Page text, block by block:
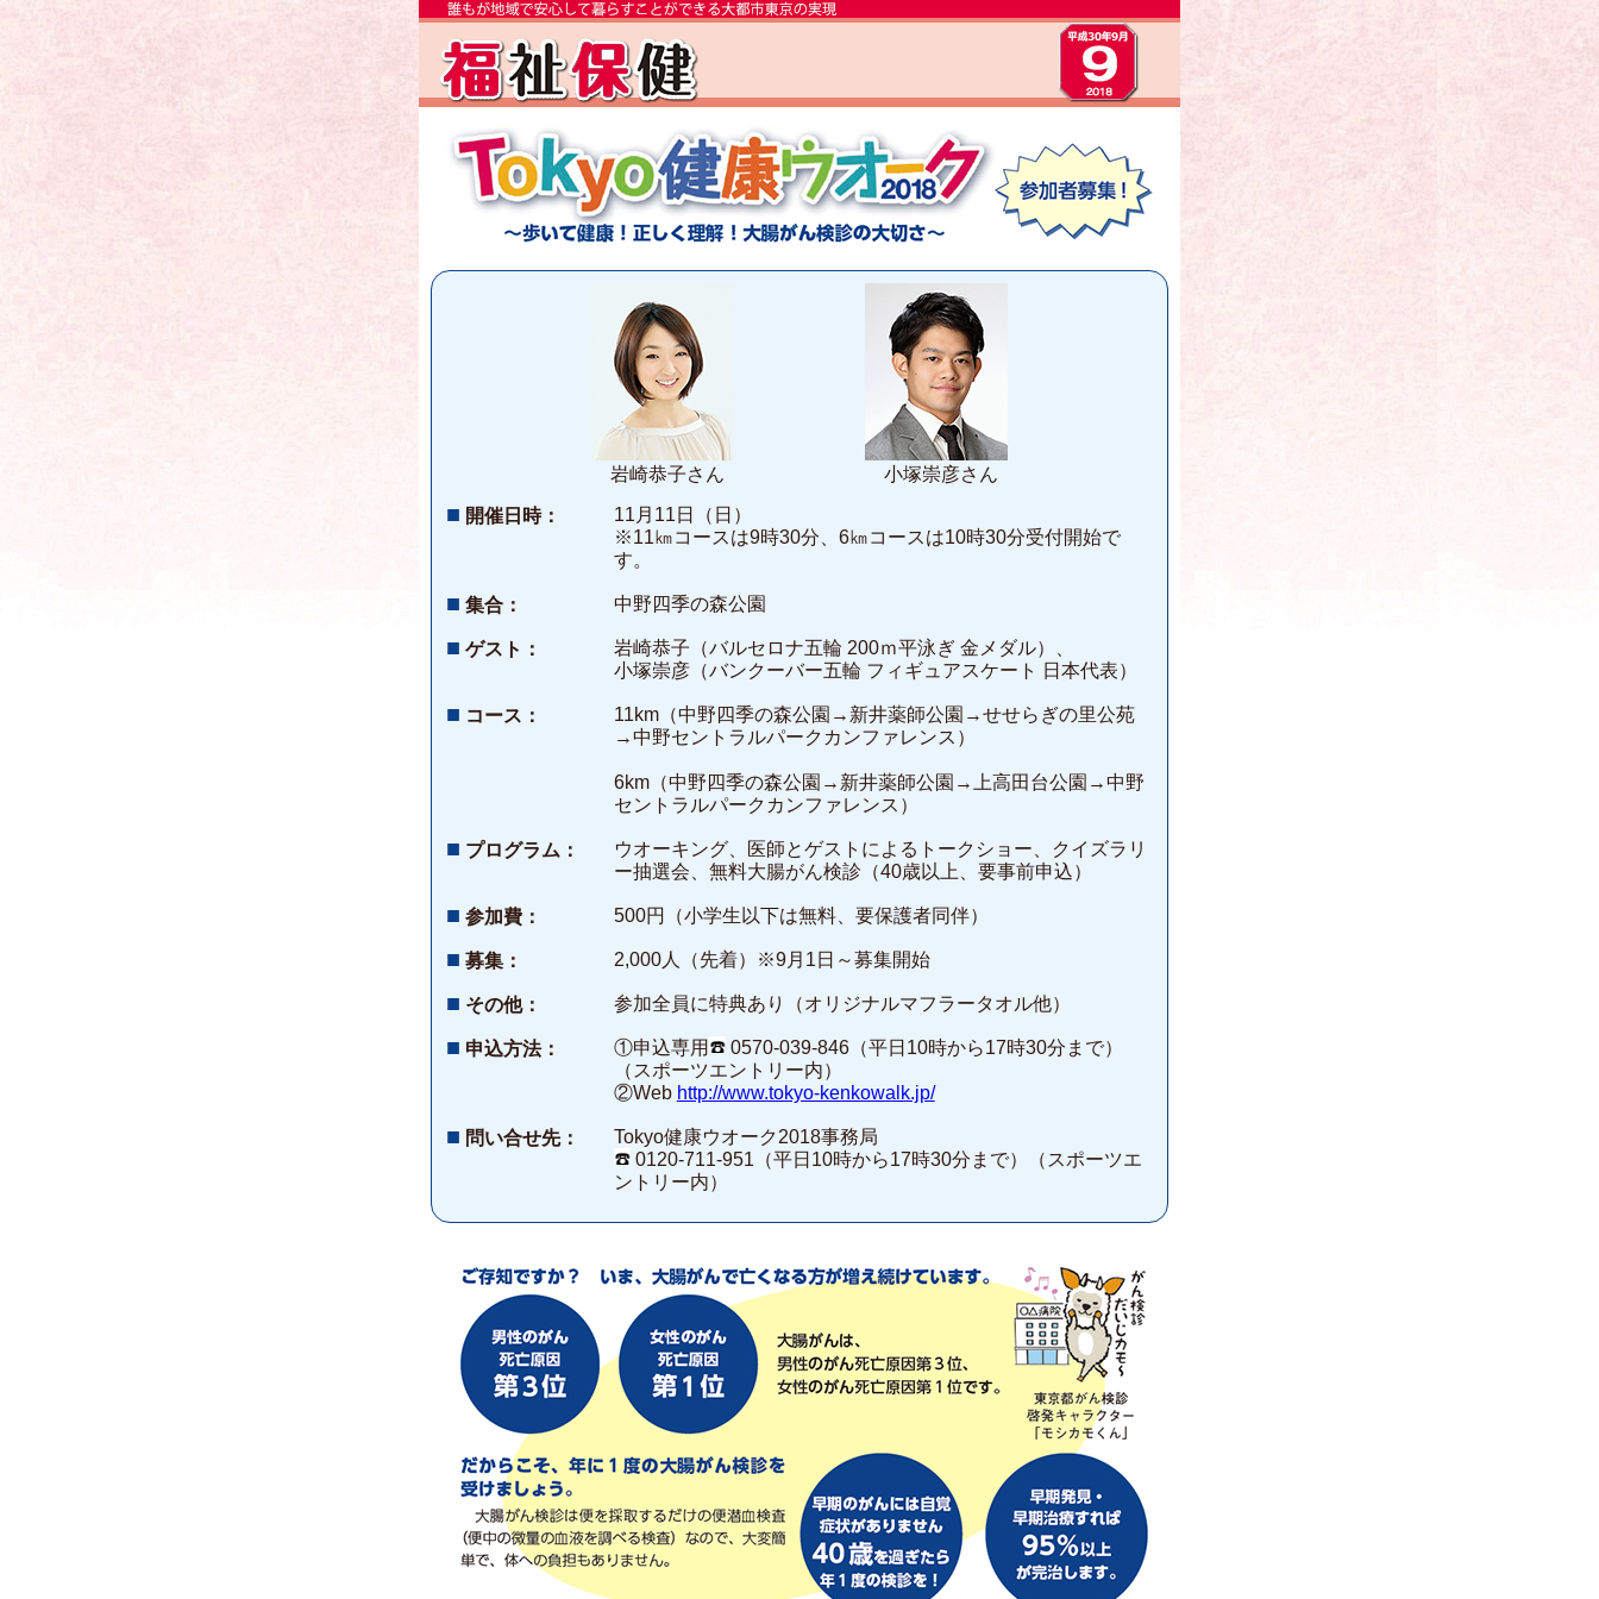
岩崎恭子さん 小塚崇彦さん
■ 開催日時：
11月11日（日）
※11㎞コースは9時30分、6㎞コースは10時30分受付開始で
す。
■ 集合： 中野四季の森公園
■ ゲスト：
岩崎恭子（バルセロナ五輪 200ｍ平泳ぎ 金メダル）、
小塚崇彦（バンクーバー五輪 フィギュアスケート 日本代表）
■ コース：
11km（中野四季の森公園→新井薬師公園→せせらぎの里公苑
→中野セントラルパークカンファレンス）
6km（中野四季の森公園→新井薬師公園→上高田台公園→中野
セントラルパークカンファレンス）
■ プログラム：
ウオーキング、医師とゲストによるトークショー、クイズラリ
ー抽選会、無料大腸がん検診（40歳以上、要事前申込）
■ 参加費： 500円（小学生以下は無料、要保護者同伴）
■ 募集： 2,000人（先着）※9月1日～募集開始
■ その他： 参加全員に特典あり（オリジナルマフラータオル他）
■ 申込方法： ①申込専用
0570-039-846（平日10時から17時30分まで）
（スポーツエントリー内）
②Web http://www.tokyo-kenkowalk.jp/
■ 問い合せ先：
Tokyo健康ウオーク2018事務局
0120-711-951（平日10時から17時30分まで）（スポーツエ
ントリー内）